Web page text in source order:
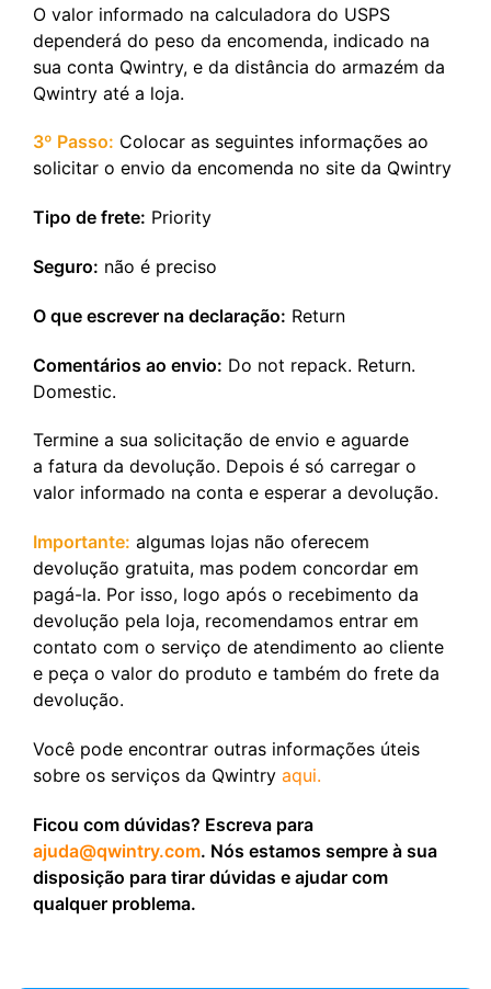
O valor informado na calculadora do USPS
dependerá do peso da encomenda, indicado na
sua conta Qwintry, e da distância do armazém da
Qwintry até a loja.
3º Passo: Colocar as seguintes informações ao
solicitar o envio da encomenda no site da Qwintry
Tipo de frete: Priority
Seguro: não é preciso
O que escrever na declaração: Return
Comentários ao envio: Do not repack. Return.
Domestic.
Termine a sua solicitação de envio e aguarde
a fatura da devolução. Depois é só carregar o
valor informado na conta e esperar a devolução.
Importante: algumas lojas não oferecem
devolução gratuita, mas podem concordar em
pagá-la. Por isso, logo após o recebimento da
devolução pela loja, recomendamos entrar em
contato com o serviço de atendimento ao cliente
e peça o valor do produto e também do frete da
devolução.
Você pode encontrar outras informações úteis
sobre os serviços da Qwintry aqui.
Ficou com dúvidas? Escreva para
ajuda@qwintry.com. Nós estamos sempre à sua
disposição para tirar dúvidas e ajudar com
qualquer problema.